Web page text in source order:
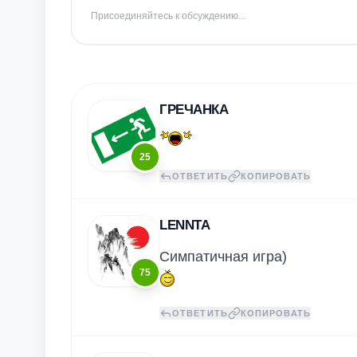
Присоединяйтесь к обсуждению...
25
ГРЕЧАНКА
ОТВЕТИТЬ КОПИРОВАТЬ
75
LENNTA
Симпатичная игра)
ОТВЕТИТЬ КОПИРОВАТЬ